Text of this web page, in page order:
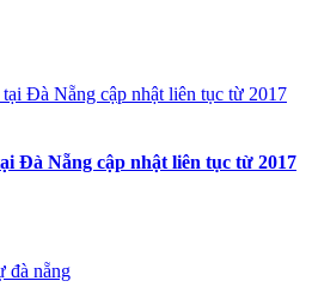
Đà Nẵng cập nhật liên tục từ 2017